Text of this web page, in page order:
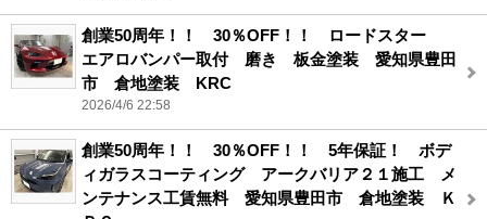
創業50周年！！ 30％OFF！！ ロードスター
エアロバンパー取付 磨き 板金塗装 愛知県豊田
市 倉地塗装 KRC
2026/4/6 22:58
創業50周年！！ 30％OFF！！ 5年保証！ ボデ
ィガラスコーティング アークバリア２１施工 メ
ンテナンス工賃無料 愛知県豊田市 倉地塗装 Ｋ